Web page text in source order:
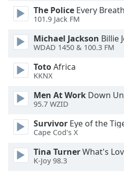
dialog
window.
cancel
and
close
window.
Text
Color
Opacity
The Police Every
101.9 Jack FM
Michael Jackson Billie
WDAD 1450 & 100.3 FM
TotoAfrica
KKNX
Men At Work Down
95.7 WZID
Survivor Eye of the
Cape Cod's X
Tina TurnerWhat's
K-Joy 98.3